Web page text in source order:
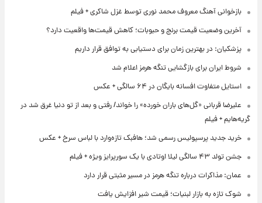
بازخوانی آهنگ معروف محمد نوری توسط غزل شاکری + فیلم
آخرین وضعیت قیمت برنج و حبوبات؛ کاهش قیمت‌ها واقعیت دارد؟
پزشکیان: در بهترین زمان برای دستیابی به توافق قرار داریم
شروط ایران برای بازگشایی تنگه هرمز اعلام شد
استایل متفاوت افسانه بایگان در ۶۴ سالگی + عکس
علیرضا قربانی «گل‌های باران خورده» را خواند/ رفتی و بعد از تو دنیا غرق شد در
گریه‌هایم + فیلم
خرید جدید پرسپولیس رسمی شد؛ هافبک تازه‌وارد با لباس سرخ + عکس
جشن تولد ۴۳ سالگی لیلا اوتادی با یک سورپرایز ویژه + فیلم
عمان: مذاکرات درباره تنگه هرمز در مسیر مثبتی قرار دارد
شوک تازه به بازار لبنیات؛ قیمت شیر افزایش یافت